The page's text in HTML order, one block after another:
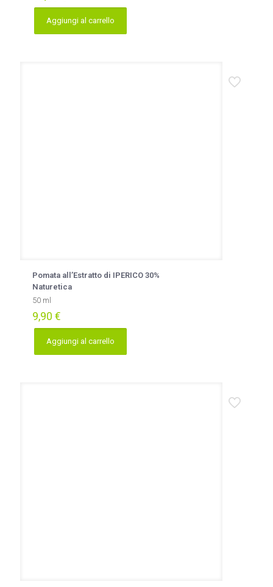
Aggiungi al carrello
Pomata all’Estratto di IPERICO 30%
Naturetica
50 ml
9,90 €
Aggiungi al carrello